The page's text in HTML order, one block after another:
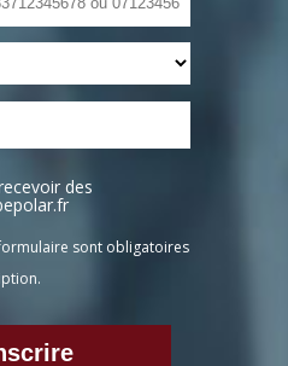
des
sont obligatoires